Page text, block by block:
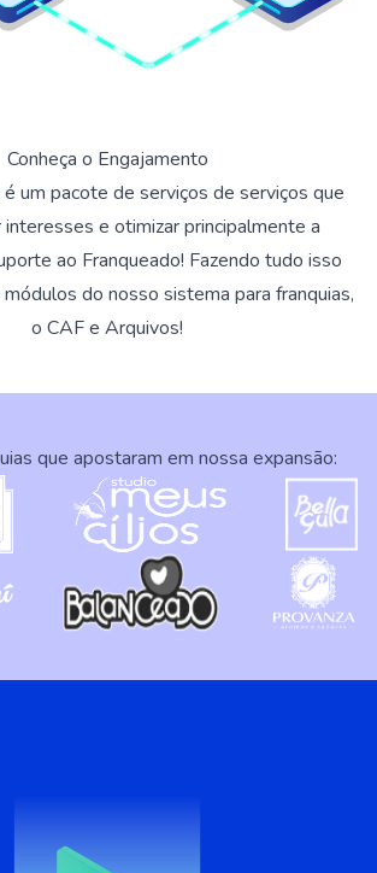
Conheça o Engajamento
um pacote de serviços de serviços que
interesses e otimizar principalmente a
ao Franqueado! Fazendo tudo isso
do nosso sistema para franquias,
o CAF e Arquivos!
que apostaram em nossa expansão: